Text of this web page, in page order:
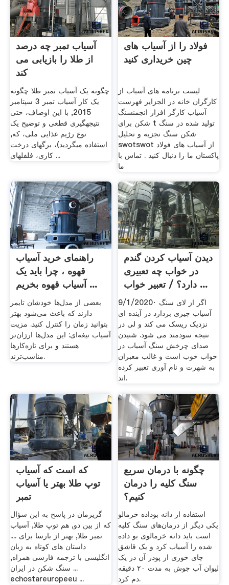
آسیاب تمبر چه درصد
از طلا را بازیابی می
کند
چگونه یک آسیاب تمبر طلا چگونه
یک کار آسیاب تمبر 3 سپتامبر
2015, با این اوصاف، حتی
نتیجهگیری قطعی و توضیح یک
نوع رژیم غذایی ملی، که,
استفاده میگردید)، برگهای درخت
کاری، فلفلهای ...
فولاد را از آسیاب های
چین خریداری کنید
لیست برنامه های آسیاب از
کارگران خانه در الجزایر فهرست
آسیاب کارگر افزار انجمنسنگ
شکن برای t تولید شده در سنگ
شکن سنگ تجزیه و تحلیل
swotswot از آسیاب های فولاد
پاکستان ما را دنبال کنید . تماس با
ما
راهنمای خرید آسیاب
قهوه ، چرا باید یک
آسیاب قهوه بخریم ...
بعضی از مدل‌ها خودشان تایمر
دارند که باعث می‌شود بهتر
بتوانید زمان را کنترل کنید. مزیت
آسیاب تیغه‌ای: این مدل‌ها ارزان‌تر
هستند و برای تازه‌کارها
مناسب‌ترند.
دیدن آسیاب کردن گندم
در خواب چه تعبیری
دارد؟ / تعبیر خواب ...
9/1/2020· اگر از لای سنگ
آسیاب چیزی بردارد در آینده ای
نزدیک ریسک می کند و لی در
نتیجه سودمند می شود. شنیدن
صدای چرخش سنگ آسیاب در
خواب خوب است و غالب معبران
به شهرت و نام آوری تعبیر کرده
اند.
که است که آسیاب
توپ طلا بهتر یا آسیاب
تمبر
گریزمان در پاسخ به این سؤال
که از بین دو, هم توپ طلا, آسیاب
تمبر طلا, بهتر از بارسا برای ....
داستان های کوتاه به زبان
انگلیسی با ترجمه فارسی همراه,
... سنگ شکن در ایران
echostareuropeeu ...
چگونه با درمان سریع
سنگ کلیه را درمان
کنیم؟
استفاده از دانه بوداده خرمالو
یکی دیگر از درمان‌های سنگ کلیه
است باید دانه خرمالوی بو داده
شده را آسیاب کرد و یک قاشق
چای خوری از پودر آن در یک
لیوان آب جوش به مدت ۲۰ دقیقه
دم کرد.